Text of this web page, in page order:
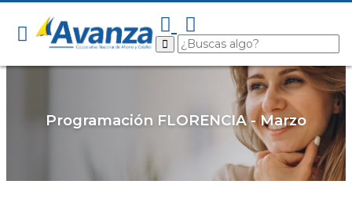
Programación FLORENCIA - Marzo